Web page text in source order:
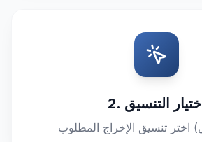
2. اختيار التنسيق